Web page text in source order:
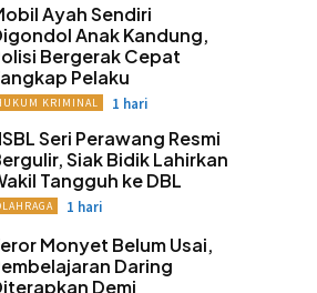
Ayah Sendiri
Anak Kandung,
Bergerak Cepat
Pelaku
KRIMINAL 1 hari
Seri Perawang Resmi
Siak Bidik Lahirkan
Tangguh ke DBL
1 hari
Monyet Belum Usai,
Daring
Demi